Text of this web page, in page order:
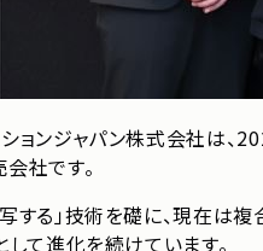
ョンジャパン株式会社は
社です。
る」技術を礎に、現在は複
して進化を続けています。